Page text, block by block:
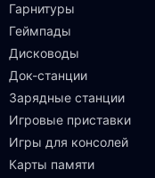
Гарнитуры
Геймпады
Дисководы
Док-станции
Зарядные станции
Игровые приставки
Игры для консолей
Карты памяти